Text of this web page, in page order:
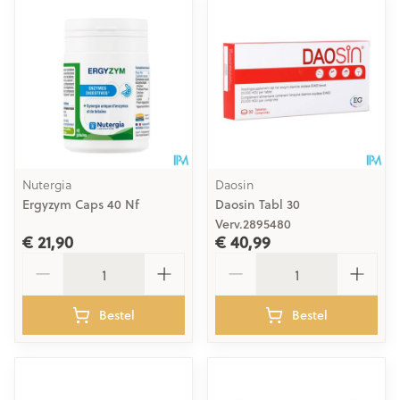
Nutergia
Ergyzym Caps 40 Nf
€ 21,90
Bestel
Daosin
Daosin Tabl 30
Verv.2895480
€ 40,99
Bestel